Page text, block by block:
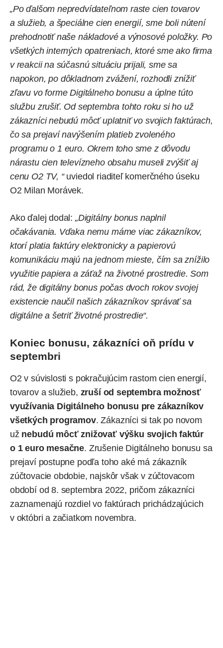
„Po ďalšom nepredvídateľnom raste cien tovarov
a služieb, a špeciálne cien energií, sme boli nútení
prehodnotiť naše nákladové a výnosové položky. Po
všetkých interných opatreniach, ktoré sme ako firma
v reakcii na súčasnú situáciu prijali, sme sa
napokon, po dôkladnom zvážení, rozhodli znížiť
zľavu vo forme Digitálneho bonusu a úplne túto
službu zrušiť. Od septembra tohto roku si ho už
zákazníci nebudú môcť uplatniť vo svojich faktúrach,
čo sa prejaví navýšením platieb zvoleného
programu o 1 euro. Okrem toho sme z dôvodu
nárastu cien televízneho obsahu museli zvýšiť aj
cenu O2 TV, “uviedol riaditeľ komerčného úseku
O2 Milan Morávek.
Ako ďalej dodal: „Digitálny bonus naplnil
očakávania. Vďaka nemu máme viac zákazníkov,
ktorí platia faktúry elektronicky a papierovú
komunikáciu majú na jednom mieste, čím sa znížilo
využitie papiera a záťaž na životné prostredie. Som
rád, že digitálny bonus počas dvoch rokov svojej
existencie naučil našich zákazníkov správať sa
digitálne a šetriť životné prostredie“.
Koniec bonusu, zákazníci oň prídu v
septembri
O2 v súvislosti s pokračujúcim rastom cien energií,
tovarov a služieb, zruší od septembra možnosť
využívania Digitálneho bonusu pre zákazníkov
všetkých programov. Zákazníci si tak po novom
už nebudú môcť znižovať výšku svojich faktúr
o 1 euro mesačne. Zrušenie Digitálneho bonusu sa
prejaví postupne podľa toho aké má zákazník
zúčtovacie obdobie, najskôr však v zúčtovacom
období od 8. septembra 2022, pričom zákazníci
zaznamenajú rozdiel vo faktúrach prichádzajúcich
v októbri a začiatkom novembra.